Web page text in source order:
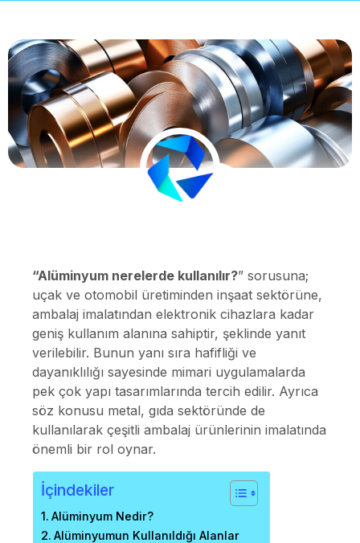
“Alüminyum nerelerde kullanılır?” sorusuna;
uçak ve otomobil üretiminden inşaat sektörüne,
ambalaj imalatından elektronik cihazlara kadar
geniş kullanım alanına sahiptir, şeklinde yanıt
verilebilir. Bunun yanı sıra hafifliği ve
dayanıklılığı sayesinde mimari uygulamalarda
pek çok yapı tasarımlarında tercih edilir. Ayrıca
söz konusu metal, gıda sektöründe de
kullanılarak çeşitli ambalaj ürünlerinin imalatında
önemli bir rol oynar.
İçindekiler
Alüminyum Nedir?
Alüminyumun Kullanıldığı Alanlar